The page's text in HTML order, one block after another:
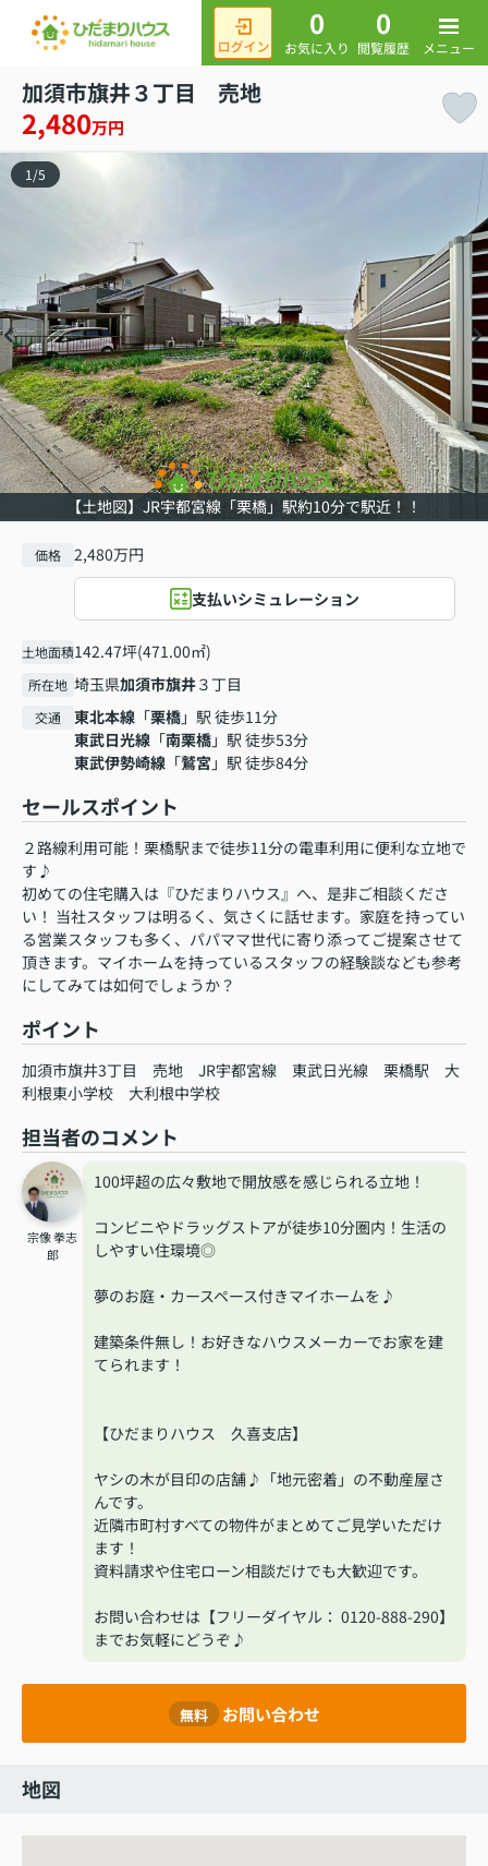
0
お気に入り
0
閲覧履歴 メニュー
加須市旗井３丁目 売地
2,480万円
【土地図】JR宇都宮線「栗橋」駅約10分で駅近！！
1 /5
価格 2,480万円
支払いシミュレーション
土地面積142.47坪(471.00㎡)
所在地 埼玉県加須市旗井３丁目
交通 東北本線 「栗橋」駅 徒歩11分
東武日光線 「南栗橋」駅 徒歩53分
東武伊勢崎線 「鷲宮 」駅 徒歩84分
セールスポイント
２路線利用可能！栗橋駅まで徒歩11分の電車利用に便利な立地で
す♪
初めての住宅購入は『ひだまりハウス』へ、是非ご相談くださ
い！ 当社スタッフは明るく、気さくに話せます。家庭を持ってい
る営業スタッフも多く、パパママ世代に寄り添ってご提案させて
頂きます。マイホームを持っているスタッフの経験談なども参考
にしてみては如何でしょうか？
ポイント
加須市旗井3丁目 売地 JR宇都宮線 東武日光線 栗橋駅
大
利根東小学校
大利根中学校
担当者のコメント
宗像 拳志
郎
100坪超の広々敷地で開放感を感じられる立地！
コンビニやドラッグストアが徒歩10分圏内！生活の
しやすい住環境◎
夢のお庭・カースペース付きマイホームを♪
建築条件無し！お好きなハウスメーカーでお家を建
てられます！
【ひだまりハウス 久喜支店】
ヤシの木が目印の店舗♪「地元密着」の不動産屋さ
んです。
近隣市町村すべての物件がまとめてご見学いただけ
ます！
資料請求や住宅ローン相談だけでも大歓迎です。
お問い合わせは【フリーダイヤル： 0120-888-290】
までお気軽にどうぞ♪
無料 お問い合わせ
地図